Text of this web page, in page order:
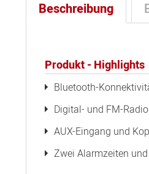
Beschreibung
Produkt - Highlights
Bluetooth-
Digital- und FM-
AUX-Eingang und
Zwei Alarmzeiten